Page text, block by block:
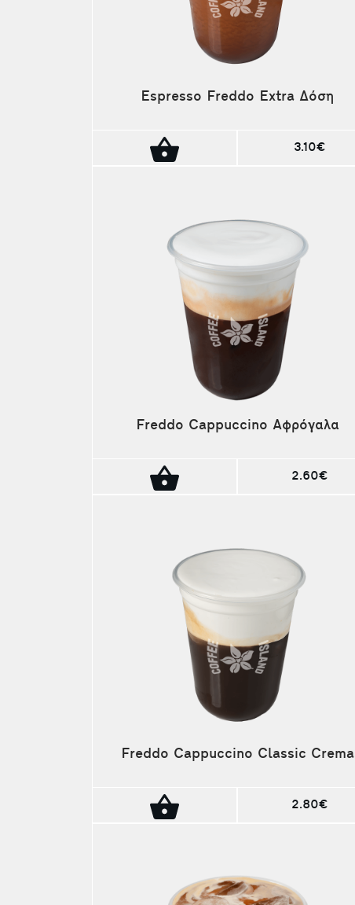
Espresso Freddo Extra Δόση
3.10€
Freddo Cappuccino Αφρόγαλα
2.60€
Freddo Cappuccino Classic Crema
2.80€